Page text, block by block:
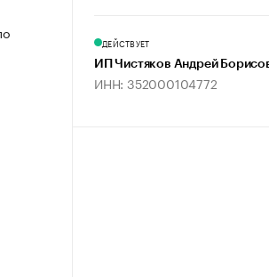
ДЕЙСТВУЕТ
ИП Чистяков Андрей
ИНН: 352000104772